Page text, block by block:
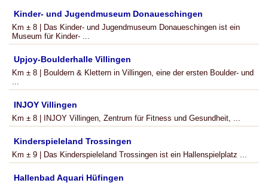
Kinder- und Jugendmuseum Donaueschingen
Km ± 8 | Das Kinder- und Jugendmuseum Donaueschingen ist ein
Museum für Kinder- ...
Upjoy-Boulderhalle Villingen
Km ± 8 | Bouldern & Klettern in Villingen, eine der ersten Boulder- und
...
INJOY Villingen
Km ± 8 | INJOY Villingen, Zentrum für Fitness und Gesundheit, ...
Kinderspieleland Trossingen
Km ± 9 | Das Kinderspieleland Trossingen ist ein Hallenspielplatz ...
Hallenbad Aquari Hüfingen